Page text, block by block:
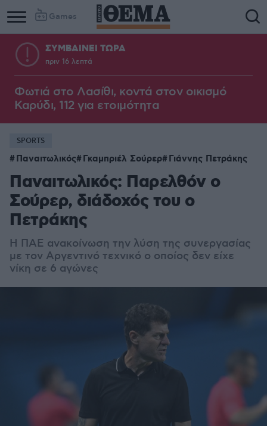
Games
ΣΥΜΒΑΙΝΕΙ ΤΩΡΑ
πριν 16 λεπτά
Φωτιά στο Λασίθι, κοντά στον οικισμό
Καρύδι, 112 για ετοιμότητα
SPORTS
Παναιτωλικός Γκαμπριέλ Σούρερ Γιάννης Πετράκης
Παναιτωλικός: Παρελθόν ο
Σούρερ, διάδοχός του ο
Πετράκης
Η ΠΑΕ ανακοίνωση την λύση της συνεργασίας
με τον Αργεντινό τεχνικό ο οποίος δεν είχε
νίκη σε 6 αγώνες